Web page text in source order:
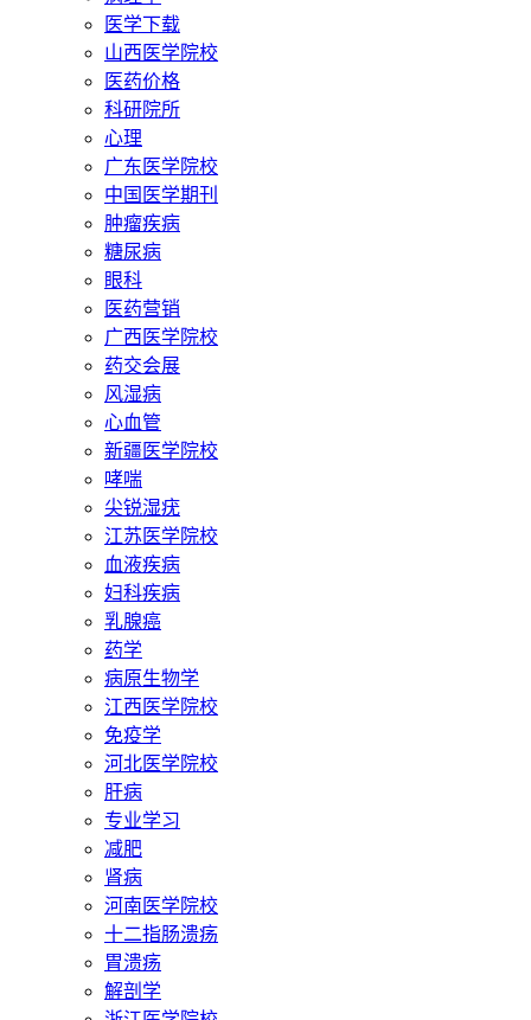
医学下载
山西医学院校
医药价格
科研院所
心理
广东医学院校
中国医学期刊
肿瘤疾病
糖尿病
眼科
医药营销
广西医学院校
药交会展
风湿病
心血管
新疆医学院校
哮喘
尖锐湿疣
江苏医学院校
血液疾病
妇科疾病
乳腺癌
药学
病原生物学
江西医学院校
免疫学
河北医学院校
肝病
专业学习
减肥
肾病
河南医学院校
十二指肠溃疡
胃溃疡
解剖学